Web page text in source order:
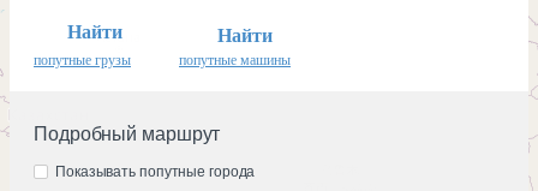
Найти
попутные грузы
Найти
попутные машины
Подробный маршрут
Показывать попутные города